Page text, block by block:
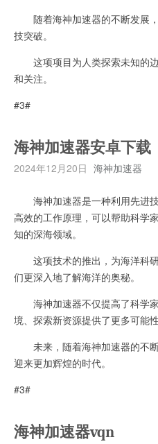
随着海神加速器的不断发展
技突破。
这项项目为人类探索未知的
和关注。
#3#
海神加速器安卓下载
2024年12月20日 海神加速器
海神加速器是一种利用先进
高效的工作原理，可以帮助科学
知的深海领域。
这项技术的推出，为海洋科
们更深入地了解海洋的奥秘。
海神加速器不仅提高了科学
境、探索新资源提供了更多可能性
未来，随着海神加速器的不
迎来更加辉煌的时代。
#3#
海神加速器vqn